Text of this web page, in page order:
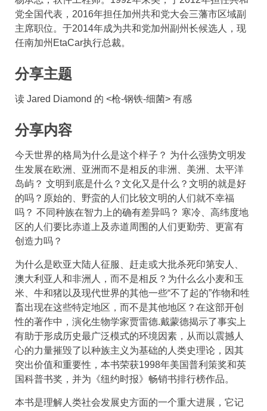
党全国代表，2016年担任加州共和党大会三藩市区域副
主席职位。于2014年成为共和党加州副州长候选人，现
任南加州EtaCar执行总裁。
分享主题
读 Jared Diamond 的 <枪-钢铁-细菌> 有感
分享内容
今天世界的格局为什么是这个样子？ 为什么强势文明发
生发展在欧洲、亚洲而不是相反的非洲、美洲、太平洋
岛屿？ 文明到底是什么？文化又是什么？文明的就是好
的吗？原始的、野蛮的人们比较文明的人们就不幸福
吗？ 不同种族在智力上的确有差异吗？ 寒冷、高纬度地
区的人们要比赤道上及赤道周围的人们更勤劳、更富有
创造力吗？
为什么是欧亚大陆人征服、赶走或大批杀死印第安人、
澳大利亚人和非洲人，而不是相反？为什么么小麦和玉
米、牛和猪以及现代世界的其他一些“不了起的”作物和牲
畜出现在这些特定地区，而不是其他地区？在这部开创
性的著作中，演化生物学家贾雷德.戴蒙德揭示了事实上
有助于形成历史最广泛模式的环境因素，从而以震撼人
心的力量摧毁了以种族主义为基础的人类史理论，因其
突出价值和重要性，本书荣获1998年美国普利策奖和英
国科普书奖，并为《纽约时报》畅销书排行榜作品。
本书是理解人类社会发展史方面的一个重大进展，它记